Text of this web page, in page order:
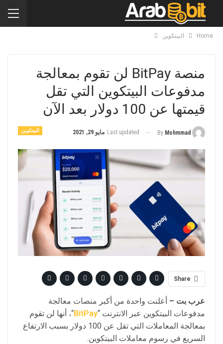
Home البيتكوين
منصة BitPay لن تقوم بمعالجة
مدفوعات البيتكوين التي تقل
قيمتها عن 100 دولار بعد الآن
البيتكوين By Mohmmad
Last updated مايو 29, 2021
Share
عرب بت – أعلنت واحدة من أكبر منصات معالجة
مدفوعات البيتكوين عبر الانترنت “BitPay“، أنها لن تقوم
بمعالجة المعاملات التي تقل عن 100 دولار بسبب الارتفاع
السريع في رسوم معاملات البيتكوين.